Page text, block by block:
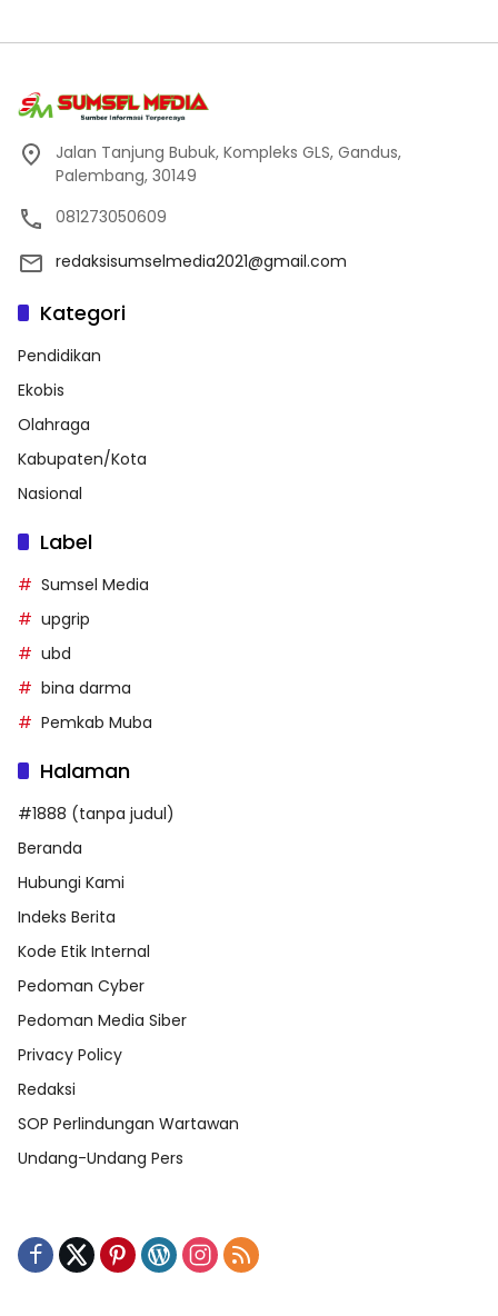
Jalan Tanjung Bubuk, Kompleks GLS, Gandus,
Palembang, 30149
081273050609
redaksisumselmedia2021@gmail.com
Kategori
Pendidikan
Ekobis
Olahraga
Kabupaten/Kota
Nasional
Label
Sumsel Media
upgrip
ubd
bina darma
Pemkab Muba
Halaman
#1888 (tanpa judul)
Beranda
Hubungi Kami
Indeks Berita
Kode Etik Internal
Pedoman Cyber
Pedoman Media Siber
Privacy Policy
Redaksi
SOP Perlindungan Wartawan
Undang-Undang Pers